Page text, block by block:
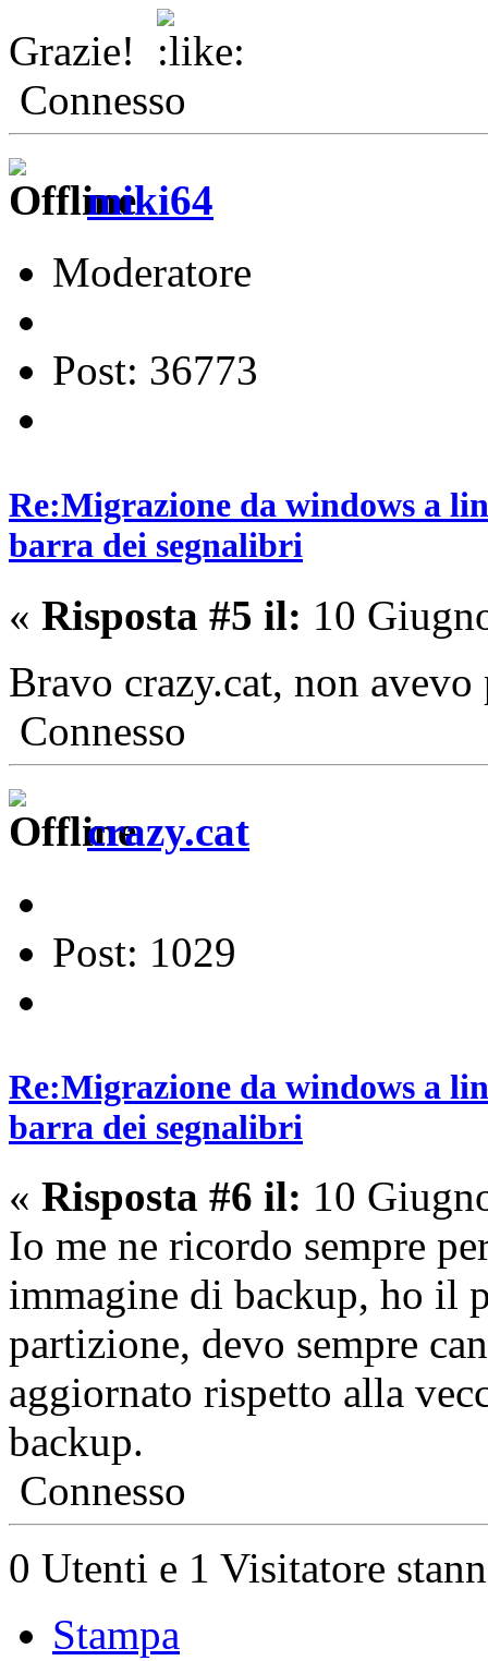
Grazie!
Connesso
miki64
Moderatore
Post: 36773
Re:Migrazione da windows a
barra dei segnalibri
« Risposta #5 il: 10
Bravo crazy.cat, non
Connesso
crazy.cat
Post: 1029
Re:Migrazione da windows a
barra dei segnalibri
« Risposta #6 il: 10
Io me ne ricordo sempre
immagine di backup, ho il
partizione, devo sempre
aggiornato rispetto alla
backup.
Connesso
0 Utenti e 1 Visitatore
Stampa